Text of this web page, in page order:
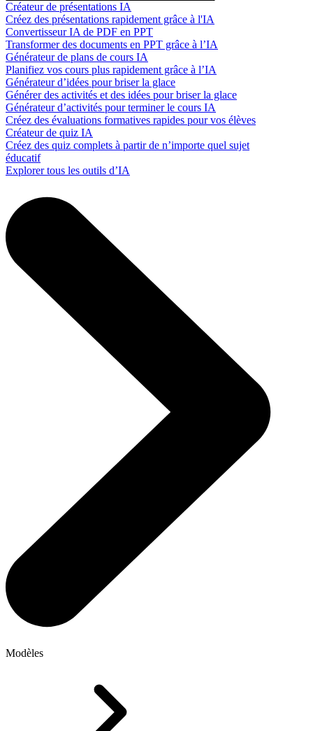
Créateur de présentations IA
Créez des présentations rapidement grâce à l'IA
Convertisseur IA de PDF en PPT
Transformer des documents en PPT grâce à l’IA
Générateur de plans de cours IA
Planifiez vos cours plus rapidement grâce à l’IA
Générateur d’idées pour briser la glace
Générer des activités et des idées pour briser la glace
Générateur d’activités pour terminer le cours IA
Créez des évaluations formatives rapides pour vos élèves
Créateur de quiz IA
Créez des quiz complets à partir de n’importe quel sujet
éducatif
Explorer tous les outils d’IA
Modèles